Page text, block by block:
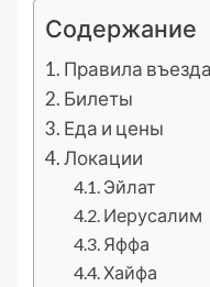
Содержание
Правила
Билеты
Еда и цены
Локации
Эйлат
Иерусалим
Яффа
Хайфа